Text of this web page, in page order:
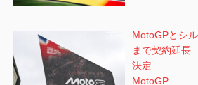
MotoGPとシ
まで契約延長
決定
MotoGP